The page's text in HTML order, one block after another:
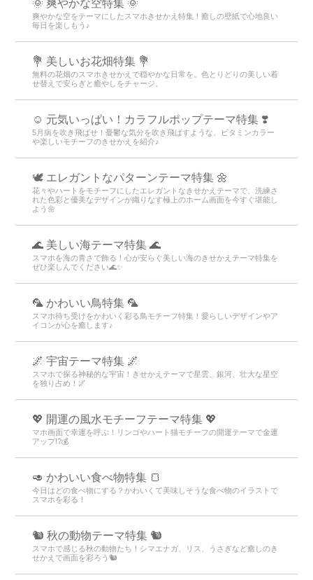
🌞 爽やかな空特集 🌞
爽やかな空をテーマにしたスマホきせかえ特集！癒しの壁紙で心地良い
毎日を楽しもう♪
💐 美しいお花畑特集 💐
無料の花畑のスマホきせかえで穏やかな日常を。色とりどりの美しい着
せ替えで安らぎと癒やしをチャージ。
☺️ 元気いっぱい！カラフルポップテーマ特集 ❣️
5月病を吹き飛ばせ！憂鬱な気分を吹き飛ばすような、ビタミンカラー
や楽しいモチーフのきせかえを紹介♪
🕊️ エレガントなパターンテーマ特集 🌼
花々やハートをモチーフにしたエレガントなきせかえテーマで、洗練さ
れた色彩と優美なデザインが織りなす極上のホーム画面を今すぐ堪能し
よう🌼
🌊 美しい海テーマ特集 🌊
スマホを海の青さで飾る！心が安らぐ美しい海のきせかえテーマ特集を
ぜひ楽しんでください🌊✨
🦜 かわいい鳥特集 🦜
スマホ待ち受けをかわいく彩る鳥モチーフ特集！愛らしいデザインやア
イコンが心を癒します♪
🌌 宇宙テーマ特集 🌌
スマホで探る神秘的な宇宙！きせかえテーマで星雲、銀河、壮大な星空
を独り占め！🌌
💖 開運の風水モチーフテーマ特集 💖
マホ画面で幸運を呼ぶ！リンゴやハート猫モチーフの開運テーマで金運
アップ!?💰
🥑 かわいい食べ物特集 🍞
今日はどの食べ物にする？かわいくて美味しそうな食べ物のイラストで
スマホを彩る！
🐿️ 秋の動物テーマ特集 🐿️
スマホで感じる秋の動物たち！シマエナガ、リス、うさぎなど癒しのき
せかえで画面を彩ろう🐿️